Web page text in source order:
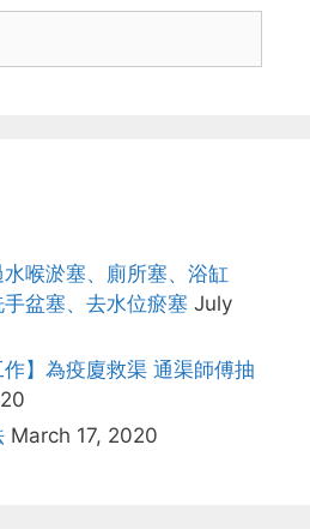
喉淤塞、廁所塞、浴缸
盆塞、去水位瘀塞 July
作】為疫廈救渠 通渠師傅抽
March 17, 2020